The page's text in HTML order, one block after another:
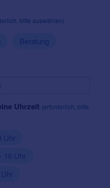
bitte auswählen)
Beratung
Uhrzeit (erforderlich, bitte
Uhr
16 Uhr